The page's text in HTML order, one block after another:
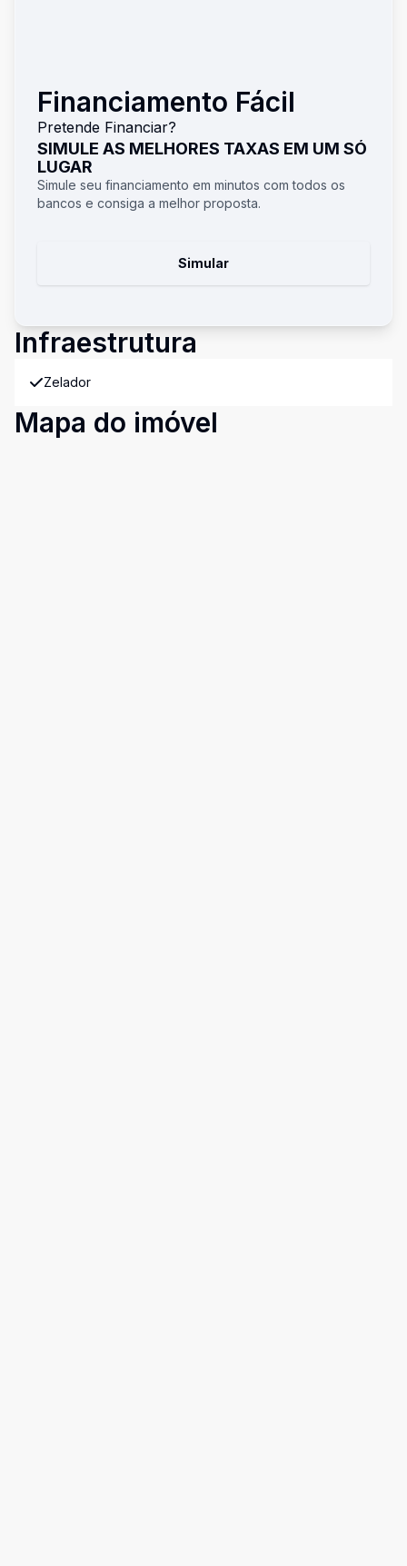
Financiamento Fácil
Pretende Financiar?
SIMULE AS MELHORES TAXAS EM UM SÓ
LUGAR
Simule seu financiamento em minutos com todos os
bancos e consiga a melhor proposta.
Simular
Infraestrutura
Zelador
Mapa do imóvel